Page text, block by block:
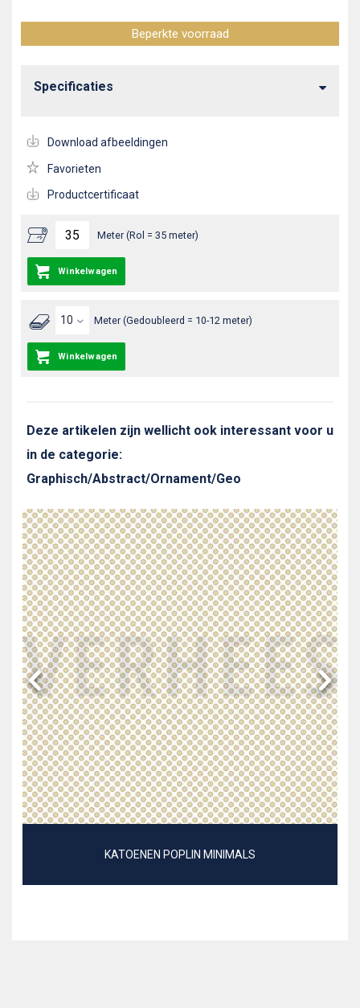
Meter (Rol = 35 meter)
Winkelwagen
Meter (Gedoubleerd = 10-12 meter)
Winkelwagen
Beperkte voorraad
Specificaties
Download afbeeldingen
Favorieten
Productcertificaat
Deze artikelen zijn wellicht ook interessant voor u
in de categorie:
Graphisch/Abstract/Ornament/Geo
KATOENEN POPLIN MINIMALS